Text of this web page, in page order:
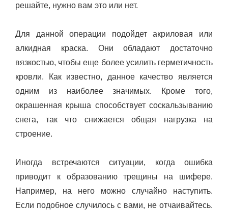
решайте, нужно вам это или нет.
Для данной операции подойдет акриловая или
алкидная краска. Они обладают достаточно
вязкостью, чтобы еще более усилить герметичность
кровли. Как известно, данное качество является
одним из наиболее значимых. Кроме того,
окрашенная крыша способствует соскальзыванию
снега, так что снижается общая нагрузка на
строение.
Иногда встречаются ситуации, когда ошибка
приводит к образованию трещины на шифере.
Например, на него можно случайно наступить.
Если подобное случилось с вами, не отчаивайтесь.